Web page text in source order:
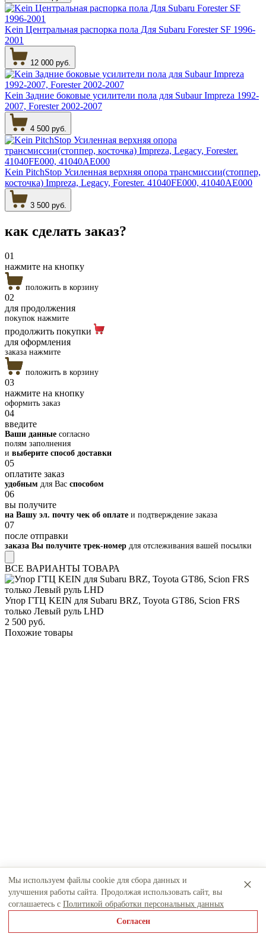
Kein Центральная распорка пола Для Subaru Forester SF 1996-
2001
12 000 руб.
Kein Задние боковые усилители пола для Subaur Impreza 1992-
2007, Forester 2002-2007
4 500 руб.
Kein PitchStop Усиленная верхняя опора трансмиссии(стоппер,
косточка) Impreza, Legacy, Forester. 41040FE000, 41040AE000
3 500 руб.
как сделать заказ?
01
нажмите на кнопку
положить в корзину
02
для продолжения
покупок нажмите
продолжить покупки
для оформления
заказа нажмите
положить в корзину
03
нажмите на кнопку
оформить заказ
04
введите
Ваши данные согласно
полям заполнения
и выберите способ доставки
05
оплатите заказ
удобным для Вас способом
06
вы получите
на Вашу эл. почту чек об оплате и подтверждение заказа
07
после отправки
заказа Вы получите трек-номер для отслеживания вашей посылки
ВСЕ ВАРИАНТЫ ТОВАРА
Упор ГТЦ KEIN для Subaru BRZ, Toyota GT86, Scion FRS
только Левый руль LHD
2 500 руб.
Похожие товары
Мы используем файлы cookie для сбора данных и
улучшения работы сайта. Продолжая использовать сайт, вы
соглашаетесь с Политикой обработки персональных данных
Согласен
×